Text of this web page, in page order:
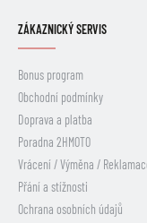
ZÁKAZNICKÝ SERVIS
Bonus program
Obchodní podmínky
Doprava a platba
Poradna 2HMOTO
Vrácení / Výměna /
Přání a stížnosti
Ochrana osobních údajů